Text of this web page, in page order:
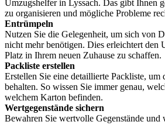
Umzugshelfer in Lyssach. Das gibt Ihnen
zu organisieren und mögliche Probleme
Entrümpeln
Nutzen Sie die Gelegenheit, um sich von
nicht mehr benötigen. Dies erleichtert den
Platz in Ihrem neuen Zuhause zu schaffen.
Packliste erstellen
Erstellen Sie eine detaillierte Packliste, um
behalten. So wissen Sie immer genau,
welchem Karton befinden.
Wertgegenstände sichern
Bewahren Sie wertvolle Gegenstände und